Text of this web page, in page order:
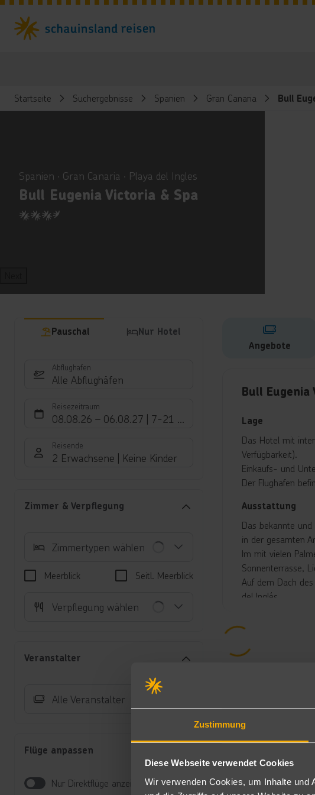
Zustimmung
Diese Webseite verwendet Cookies
Wir verwenden Cookies, um Inhalte und
Startseite Suchergebnisse Spanien Gran Canaria Bull
Spanien ∙ Gran Canaria ∙ Playa del Ingles
Bull Eugenia Victoria & Spa
3.5
Pauschal Nur Hotel
Abflughafen
Alle Abflughäfen
Reisezeitraum
08.08.26 – 06.08.27 7-21 Nächte
Reisende
2 Erwachsene Keine Kinder
Zimmer & Verpflegung
Zimmertypen wählen
Meerblick Seitl. Meerblick
Verpflegung wählen
Veranstalter
Alle Veranstalter
Flüge anpassen
Nur Direktflüge anzeigen
Angebote
Bull Eugenia
Lage
Das Hotel mit
Verfügbarkeit).
Einkaufs- und
Der Flughafen
Ausstattung
Das bekannte
in der gesamten
Im mit vielen
Sonnenterrasse,
Auf dem Dach
del Inglés.
Halbpension
Frühstück und
All-Inclusive
All Inclusive: